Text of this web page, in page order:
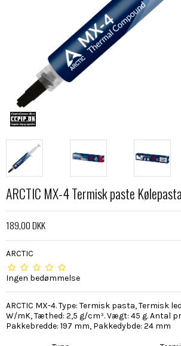
ARCTIC MX-4 Termisk paste Kølepasta
189,00 DKK
ARCTIC
Ingen bedømmelse
ARCTIC MX-4. Type: Termisk pasta, Termisk
W/mK, Tæthed: 2,5 g/cm³. Vægt: 45 g. Antal
Pakkebredde: 197 mm, Pakkedybde: 24 mm